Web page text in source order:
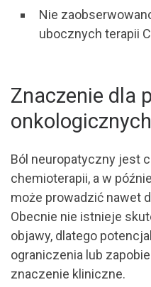
Nie
ubocznych terapii
Znaczenie dla
onkologicznych
Ból neuropatyczny jest
chemioterapii, a w
może prowadzić nawet
Obecnie nie istnieje
objawy, dlatego
ograniczenia lub
znaczenie kliniczne.